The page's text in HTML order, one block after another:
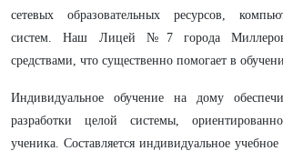
сетевых образовательных ресурсов,
систем. Наш Лицей №7 города
средствами, что существенно помогает в
Индивидуальное обучение на дому
разработки целой системы,
ученика. Составляется индивидуальное учебное